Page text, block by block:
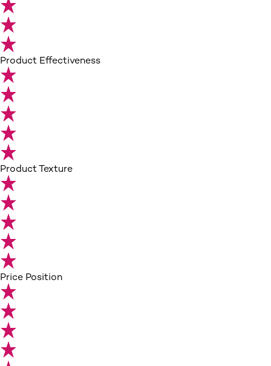
Product Effectiveness
Product Texture
Price Position